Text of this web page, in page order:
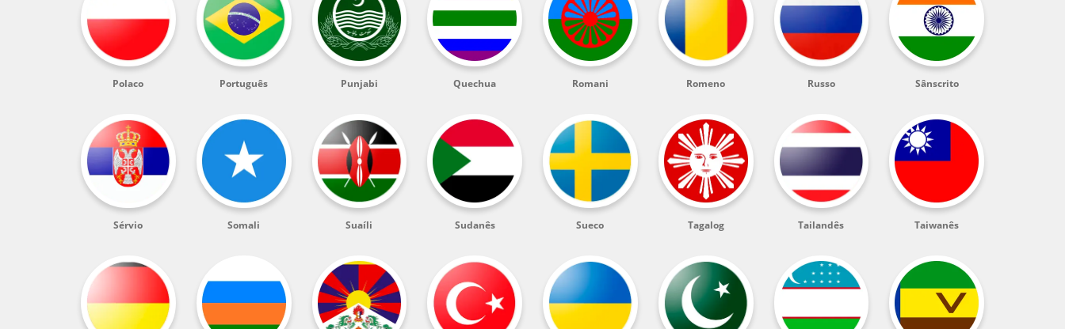
Polaco Português Punjabi Quechua Romani Romeno Russo Sânscrito
Sérvio Somali Suaíli Sudanês Sueco Tagalog Tailandês Taiwanês